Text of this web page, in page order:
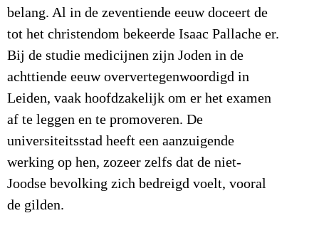
belang. Al in de zeventiende eeuw doceert de
tot het christendom bekeerde Isaac Pallache er.
Bij de studie medicijnen zijn Joden in de
achttiende eeuw oververtegenwoordigd in
Leiden, vaak hoofdzakelijk om er het examen
af te leggen en te promoveren. De
universiteitsstad heeft een aanzuigende
werking op hen, zozeer zelfs dat de niet-
Joodse bevolking zich bedreigd voelt, vooral
de gilden.